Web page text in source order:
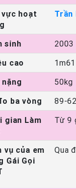
vực hoạt
Trần
sinh
2003
cao
1m61
nặng
50kg
ba vòng
89-
gian Làm
Từ 9
vụ của em
Gái Gọi
Qua